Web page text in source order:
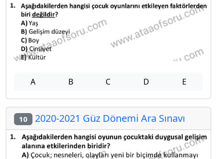
A B C D E
10 2020-2021 Güz Dönemi Ara Sınavı